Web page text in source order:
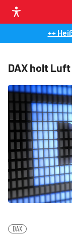
++
DAX holt
DAX